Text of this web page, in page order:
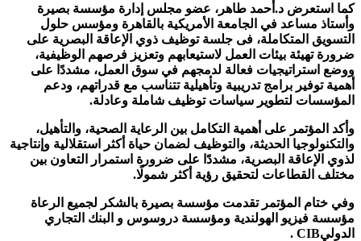
كما استعرض د.أحمد طاهر، عضو مجلس إدارة مؤسسة بصيرة
وأستاذ مساعد في الجامعة الأمريكية بالقاهرة ومؤسس حلول
التسويق المتكاملة، فى جلسة توظيف ذوي الإعاقة البصرية على
ضرورة تهيئة بيئات العمل لاستيعابهم وتعزيز فرصهم الوظيفية،
ووضع استراتيجيات فعالة لدمجهم في سوق العمل، مشددًا على
أهمية توفير برامج تدريبية وتأهيلية تتناسب مع قدراتهم، ودعم
المؤسسات لتطوير سياسات توظيف شاملة وعادلة.
وأكد المؤتمر على أهمية التكامل بين الرعاية الصحية، والتأهيل،
والتكنولوجيا الحديثة، والتوظيف لضمان حياة أكثر استقلالية وإنتاجية
لذوي الإعاقة البصرية، مشددًا على ضرورة استمرار التعاون بين
مختلف القطاعات لتحقيق رؤية أكثر شمولًا.
وفي ختام المؤتمر تقدمت مؤسسة بصيرة بالشكر لجميع الرعاة
مؤسسة فيزيو الهولندية ومؤسسة دروسوس و البنك التجاري
الدوليCIB .